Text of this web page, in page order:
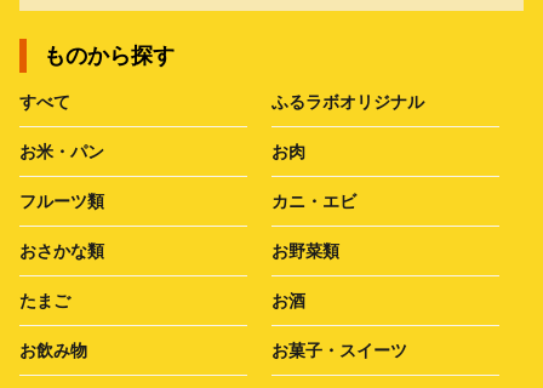
ものから探す
すべて ふるラボオリジナル
お米・パン お肉
フルーツ類 カニ・エビ
おさかな類 お野菜類
たまご お酒
お飲み物 お菓子・スイーツ